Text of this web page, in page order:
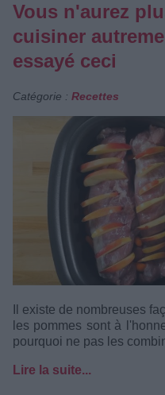
Vous n'aurez
cuisiner
essayé ceci
Catégorie : Recettes
Il existe de nombreuses
les pommes sont à
pourquoi ne pas les
Lire la suite...